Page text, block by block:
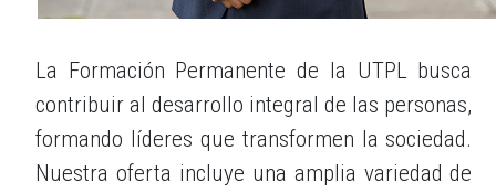
La Formación Permanente de la UTPL busca
contribuir al desarrollo integral de las personas,
formando líderes que transformen la sociedad.
Nuestra oferta incluye una amplia variedad de